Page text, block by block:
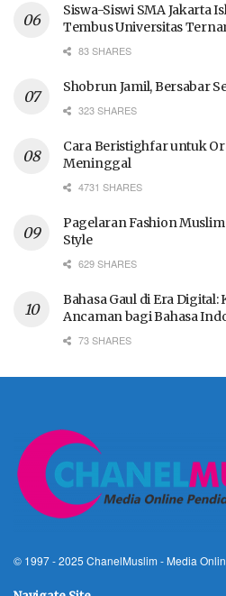
Siswa-Siswi SMA Jakarta
Tembus Universitas
83 SHARES
Shobrun Jamil, Bersabar
323 SHARES
Cara Beristighfar untuk
Meninggal
4731 SHARES
Pagelaran Fashion
Style
629 SHARES
Bahasa Gaul di Era
Ancaman bagi Bahasa
73 SHARES
© 1997 - 2025 ChanelMuslim - Media